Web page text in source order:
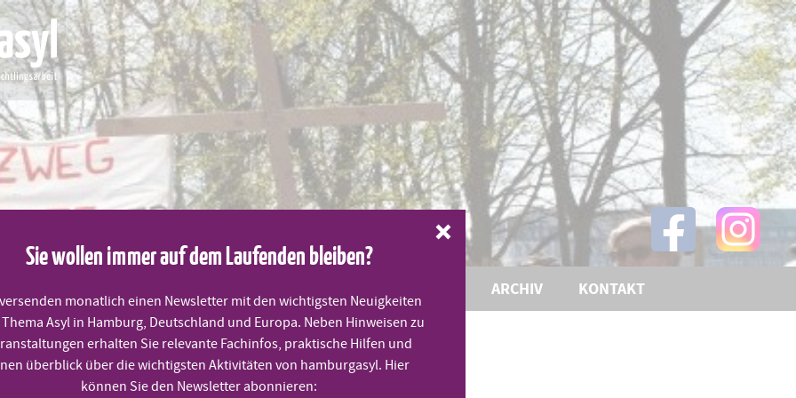
ARCHIV KONTAKT
der Flüchtlinge
Sie wollen immer auf dem Laufenden bleiben?
monatlich einen Newsletter mit den wichtigsten Neuigkeiten
Asyl in Hamburg, Deutschland und Europa. Neben Hinweisen zu
erhalten Sie relevante Fachinfos, praktische Hilfen und
überblick über die wichtigsten Aktivitäten von hamburgasyl. Hier
können Sie den Newsletter abonnieren: